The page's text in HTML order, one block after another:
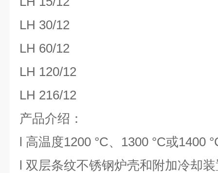
LH 30/12
LH 60/12
LH 120/12
LH 216/12
产品介绍：
l 高温度1200 °C、1300 °C或1400
l 双层条纹不锈钢炉壳和附加冷却